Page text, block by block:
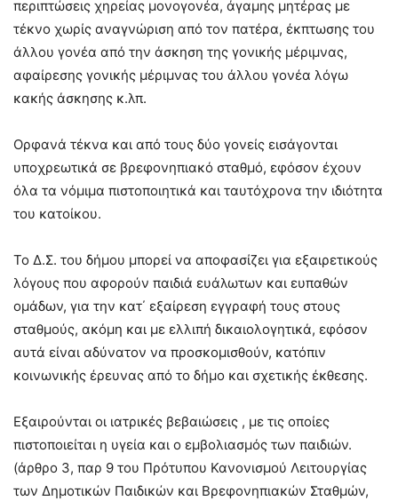
περιπτώσεις χηρείας μονογονέα, άγαμης μητέρας με
τέκνο χωρίς αναγνώριση από τον πατέρα, έκπτωσης του
άλλου γονέα από την άσκηση της γονικής μέριμνας,
αφαίρεσης γονικής μέριμνας του άλλου γονέα λόγω
κακής άσκησης κ.λπ.
Ορφανά τέκνα και από τους δύο γονείς εισάγονται
υποχρεωτικά σε βρεφονηπιακό σταθμό, εφόσον έχουν
όλα τα νόμιμα πιστοποιητικά και ταυτόχρονα την ιδιότητα
του κατοίκου.
Το Δ.Σ. του δήμου μπορεί να αποφασίζει για εξαιρετικούς
λόγους που αφορούν παιδιά ευάλωτων και ευπαθών
ομάδων, για την κατ΄ εξαίρεση εγγραφή τους στους
σταθμούς, ακόμη και με ελλιπή δικαιολογητικά, εφόσον
αυτά είναι αδύνατον να προσκομισθούν, κατόπιν
κοινωνικής έρευνας από το δήμο και σχετικής έκθεσης.
Εξαιρούνται οι ιατρικές βεβαιώσεις , με τις οποίες
πιστοποιείται η υγεία και ο εμβολιασμός των παιδιών.
(άρθρο 3, παρ 9 του Πρότυπου Κανονισμού Λειτουργίας
των Δημοτικών Παιδικών και Βρεφονηπιακών Σταθμών,